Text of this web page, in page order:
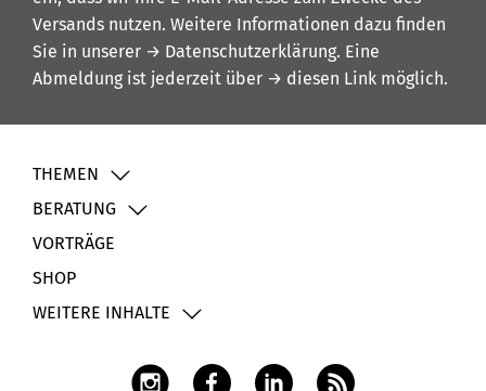
Versands nutzen. Weitere Informationen dazu finden
Sie in unserer → Datenschutzerklärung. Eine
Abmeldung ist jederzeit über → diesen Link möglich.
THEMEN
BERATUNG
VORTRÄGE
SHOP
WEITERE INHALTE